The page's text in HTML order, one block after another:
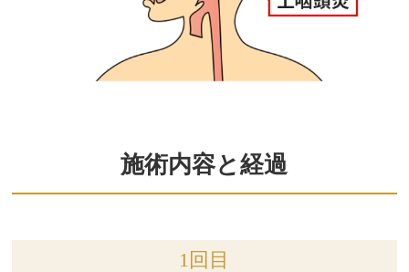
施術内容と経過
1回目